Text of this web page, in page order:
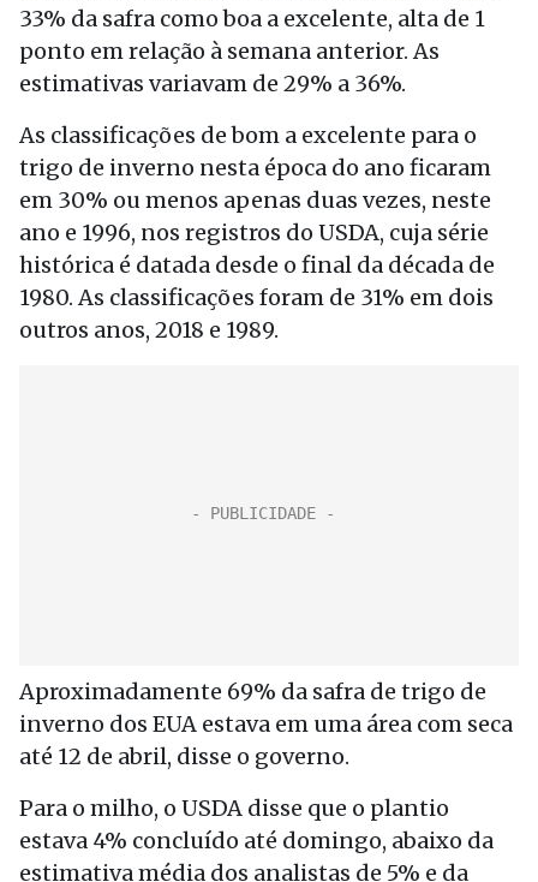
33% da safra como boa a excelente, alta de 1
ponto em relação à semana anterior. As
estimativas variavam de 29% a 36%.
As classificações de bom a excelente para o
trigo de inverno nesta época do ano ficaram
em 30% ou menos apenas duas vezes, neste
ano e 1996, nos registros do USDA, cuja série
histórica é datada desde o final da década de
1980. As classificações foram de 31% em dois
outros anos, 2018 e 1989.
Aproximadamente 69% da safra de trigo de
inverno dos EUA estava em uma área com seca
até 12 de abril, disse o governo.
Para o milho, o USDA disse que o plantio
estava 4% concluído até domingo, abaixo da
estimativa média dos analistas de 5% e da